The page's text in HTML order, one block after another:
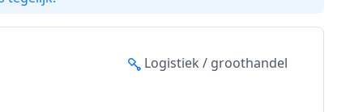
Logistiek / groothandel